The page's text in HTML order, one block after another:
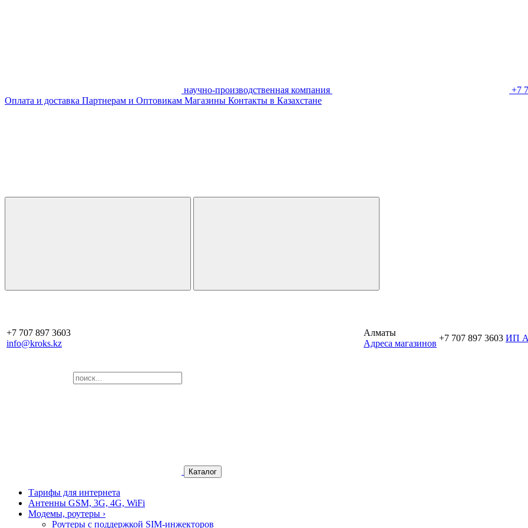
научно-производственная компания
+7
Оплата и доставка Партнерам и Оптовикам Магазины Контакты в Казахстане
+7 707 897 3603
info@kroks.kz
Алматы
Aдреса магазинов
+7 707 897 3603 ИП
Каталог
Тарифы для интернета
Антенны GSM, 3G, 4G, WiFi
Модемы, роутеры ›
Роутеры с поддержкой SIM-инжекторов